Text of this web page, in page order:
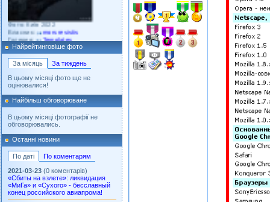
Фото: Київ 2022
morsresistis
Галерея:
Додано: 2022-11-13
Фото: Без опису
Власник:
watt
Галерея:
Війна
Додано: 2022-06-09
Найрейтинговіше фото
За місяць
За тиждень
В цьому місяці фото ще не
оцінювалися!
Найбільш обговорюване
В цьому місяці фотографії не
обговорювались.
Останні новини
По даті
По коментарям
2021-03-23 (0 коментарів)
«Сбиты на взлете»: ликвидация
«МиГа» и «Сухого» - бесславный
конец российского авиапрома!